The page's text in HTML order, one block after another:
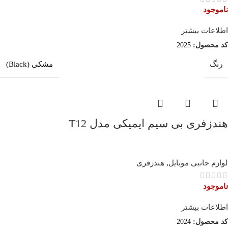
ناموجود
اطلاعات بیشتر
کد محصول: 2025
رنگ مشکی (Black)
هندزفری بی سیم ایمیکی مدل T12
لوازم جانبی موبایل, هندزفری
ناموجود
اطلاعات بیشتر
کد محصول: 2024